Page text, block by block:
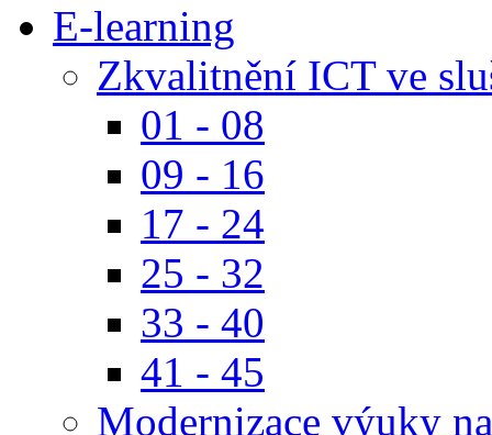
E-learning
Zkvalitnění ICT ve
01 - 08
09 - 16
17 - 24
25 - 32
33 - 40
41 - 45
Modernizace výuky